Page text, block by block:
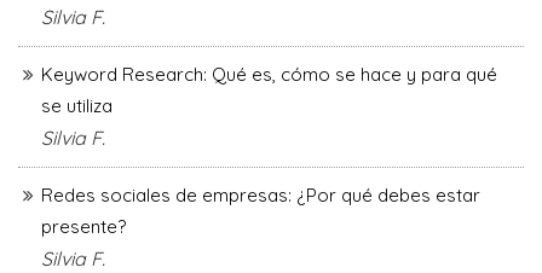
Silvia F.
Keyword Research: Qué es, cómo se hace y para qué
se utiliza
Silvia F.
Redes sociales de empresas: ¿Por qué debes estar
presente?
Silvia F.